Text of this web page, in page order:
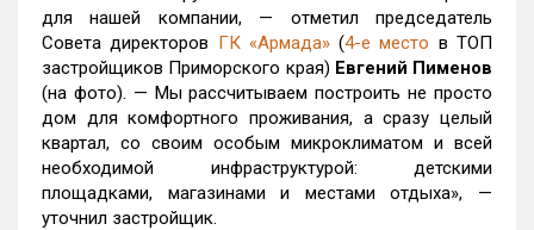
для нашей компании, — отметил председатель
Совета директоров ГК «Армада»(4-е место в ТОП
застройщиков Приморского края) Евгений Пименов
(на фото). — Мы рассчитываем построить не просто
дом для комфортного проживания, а сразу целый
квартал, со своим особым микроклиматом и всей
необходимой инфраструктурой: детскими
площадками, магазинами и местами отдыха», —
уточнил застройщик.